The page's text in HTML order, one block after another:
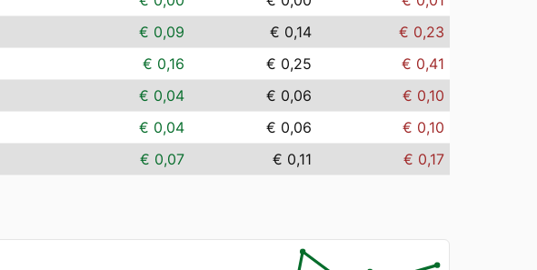
€ 0,09 € 0,14
€ 0,23
€ 0,16 € 0,25
€ 0,41
€ 0,04 € 0,06
€ 0,10
€ 0,04 € 0,06
€ 0,10
€ 0,07 € 0,11 € 0,17